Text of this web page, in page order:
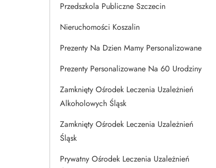
Przedszkola Publiczne Szczecin
Nieruchomości Koszalin
Prezenty Na Dzien Mamy Personalizowane
Prezenty Personalizowane Na 60 Urodziny
Zamknięty Ośrodek Leczenia Uzależnień
Alkoholowych Śląsk
Zamknięty Ośrodek Leczenia Uzależnień
Śląsk
Prywatny Ośrodek Leczenia Uzależnień